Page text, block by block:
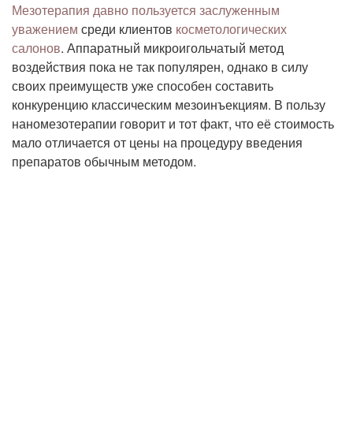
Мезотерапия давно пользуется заслуженным
уважением среди клиентов косметологических
салонов. Аппаратный микроигольчатый метод
воздействия пока не так популярен, однако в силу
своих преимуществ уже способен составить
конкуренцию классическим мезоинъекциям. В пользу
наномезотерапии говорит и тот факт, что её стоимость
мало отличается от цены на процедуру введения
препаратов обычным методом.